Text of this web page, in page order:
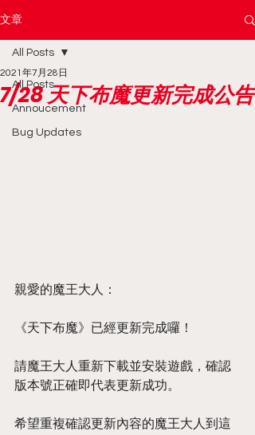
文章
All Posts
Annoucement
Bug Updates
All Posts
7/28 天下布魔更新完成公告
2021年7月28日
親愛的魔王大人：
《天下布魔》已經更新完成囉！
請魔王大人重新下載並安裝遊戲，確認
版本號正確即代表更新成功。
希望重複確認更新內容的魔王大人到這